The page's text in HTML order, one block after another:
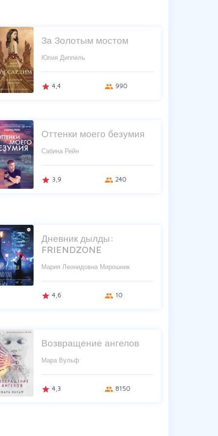
За Золотым мостом
Юлия Диппель
grade 4,4 group 990
Оттенки моего безумия
Сабина Рейн
grade 3,9 group 240
Дневник дылды:
FRIENDZONE
Мария Леонидовна Мирошник
grade 4,6 group 10
Возвращение ангелов
Мара Вульф
grade 4,3 group 8150